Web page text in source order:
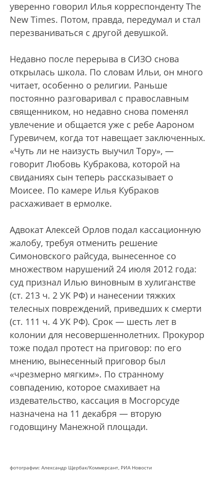
уверенно говорил Илья корреспонденту The
New Times. Потом, правда, передумал и стал
перезваниваться с другой девушкой.
Недавно после перерыва в СИЗО снова
открылась школа. По словам Ильи, он много
читает, особенно о религии. Раньше
постоянно разговаривал с православным
священником, но недавно снова поменял
увлечение и общается уже с ребе Аароном
Гуревичем, когда тот навещает заключенных.
«Чуть ли не наизусть выучил Тору», —
говорит Любовь Кубракова, которой на
свиданиях сын теперь рассказывает о
Моисее. По камере Илья Кубраков
расхаживает в ермолке.
Адвокат Алексей Орлов подал кассационную
жалобу, требуя отменить решение
Симоновского райсуда, вынесенное со
множеством нарушений 24 июля 2012 года:
суд признал Илью виновным в хулиганстве
(ст. 213 ч. 2 УК РФ) и нанесении тяжких
телесных повреждений, приведших к смерти
(ст. 111 ч. 4 УК РФ). Срок — шесть лет в
колонии для несовершеннолетних. Прокурор
тоже подал протест на приговор: по его
мнению, вынесенный приговор был
«чрезмерно мягким». По странному
совпадению, которое смахивает на
издевательство, кассация в Мосгорсуде
назначена на 11 декабря — вторую
годовщину Манежной площади.
фотографии: Александр Щербак/Коммерсант, РИА Новости